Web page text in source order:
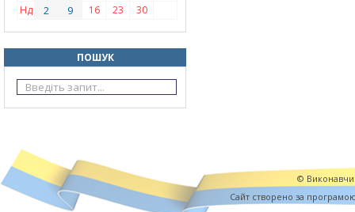
Нд
2 9 16 23 30
ПОШУК
©
Cайт створено за